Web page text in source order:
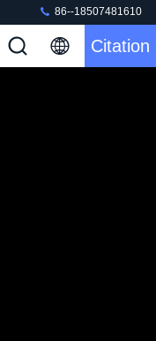
86--18507481610
Citation